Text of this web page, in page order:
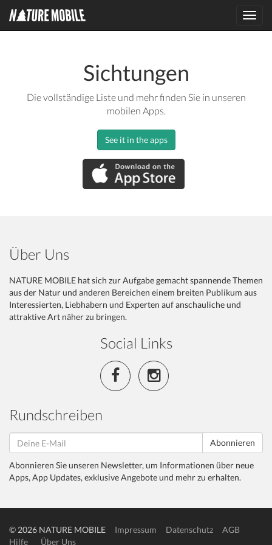
Sichtungen
Die vollständige Liste und mehr finden Sie in unseren
mobilen Apps.
See it in the apps
Über Uns
NATURE MOBILE hat sich zur Aufgabe gemacht spannende Themen
aus der Natur und anderen Bereichen einem breiten Publikum aus
Interessierten, Liebhabern und Experten auf anschauliche und
attraktive Art näher zu bringen.
Social Links
Rundschreiben
Abonnieren
Abonnieren Sie unseren Newsletter, um Informationen über neue
Apps, App Updates, exklusive Angebote und mehr zu erhalten.
© 2026 NATURE MOBILE Impressum Datenschutz
AGB
Hilfe
Über Uns